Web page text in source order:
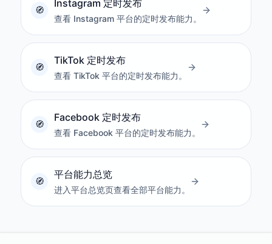
Instagram 定时发布
查看 Instagram 平台的定时发布能力。
TikTok 定时发布
查看 TikTok 平台的定时发布能力。
Facebook 定时发布
查看 Facebook 平台的定时发布能力。
平台能力总览
进入平台总览页查看全部平台能力。